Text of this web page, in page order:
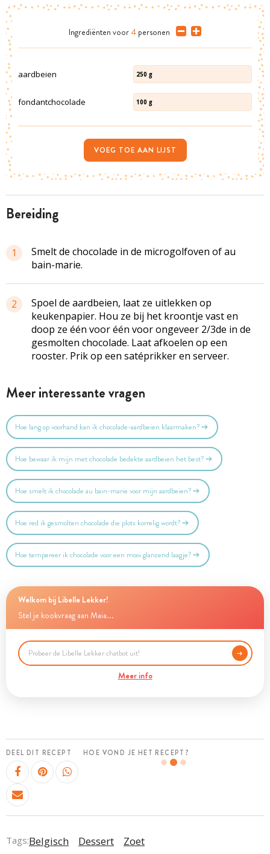
bereiding
1
Smelt de chocolade in de microgolfoven of au
bain-marie.
2
Spoel de aardbeien, laat ze uitlekken op
keukenpapier. Hou ze bij het kroontje vast en
doop ze één voor één voor ongeveer 2/3de in de
gesmolten chocolade. Laat afkoelen op een
rooster. Prik op een satéprikker en serveer.
Meer interessante vragen
Hoe lang op voorhand kan ik chocolade-aardbeien klaarmaken?
Hoe bewaar ik mijn met chocolade bedekte aardbeien het best?
Hoe smelt ik chocolade au bain-marie voor mijn aardbeien?
Hoe red ik gesmolten chocolade die plots korrelig wordt?
Hoe tempereer ik chocolade voor een mooi glanzend laagje?
Welkom bij Libelle Lekker!
Stel je kookvraag aan Maia...
Meer info
DEEL DIT RECEPT HOE VOND JE HET RECEPT?
Tags:Belgisch Dessert Zoet
Ingrediënten voor 4 personen
aardbeien 250 g
fondantchocolade 100 g
VOEG TOE AAN LIJST